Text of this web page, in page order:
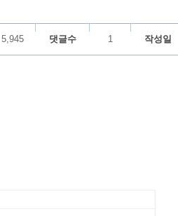
5,945 댓글수 1 작성일